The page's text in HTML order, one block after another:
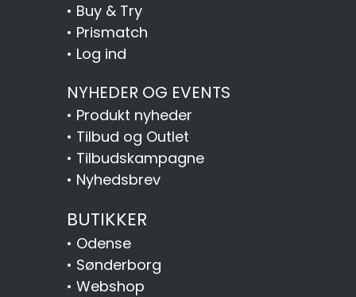
• Buy & Try
• Prismatch
• Log ind
NYHEDER OG EVENTS
• Produkt nyheder
• Tilbud og Outlet
• Tilbudskampagne
• Nyhedsbrev
BUTIKKER
• Odense
• Sønderborg
• Webshop